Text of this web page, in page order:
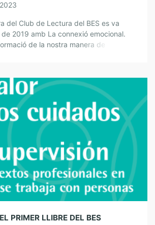
del Club de Lectura del BES es va
2019 amb La connexió emocional.
de la nostra manera de
PRIMER LLIBRE DEL BES